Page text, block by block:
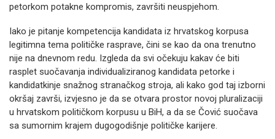
petorkom potakne kompromis, završiti neuspjehom.
Iako je pitanje kompetencija kandidata iz hrvatskog korpusa
legitimna tema političke rasprave, čini se kao da ona trenutno
nije na dnevnom redu. Izgleda da svi očekuju kakav će biti
rasplet suočavanja individualiziranog kandidata petorke i
kandidatkinje snažnog stranačkog stroja, ali kako god taj izborni
okršaj završi, izvjesno je da se otvara prostor novoj pluralizaciji
u hrvatskom političkom korpusu u BiH, a da se Čović suočava
sa sumornim krajem dugogodišnje političke karijere.